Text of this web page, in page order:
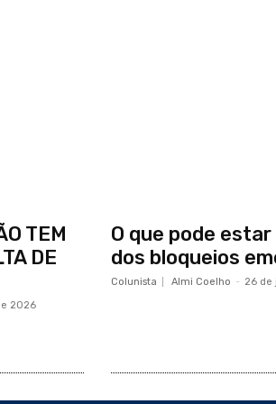
TEM
DE
2026
O que pode
dos bloqueios
Colunista Almi Coelho - 26 de